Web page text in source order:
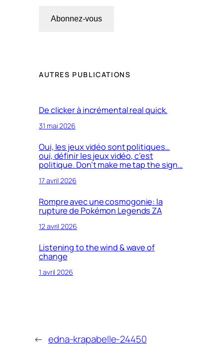
Abonnez-vous
AUTRES PUBLICATIONS
De clicker à incrémental real quick.
31 mai 2026
Oui, les jeux vidéo sont politiques…
oui, définir les jeux vidéo, c’est
politique. Don’t make me tap the sign…
17 avril 2026
Rompre avec une cosmogonie: la
rupture de Pokémon Legends ZA
12 avril 2026
Listening to the wind & wave of
change
1 avril 2026
← edna-krapabelle-24450